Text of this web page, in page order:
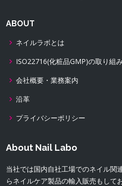
ABOUT
ネイルラボとは
ISO22716(化粧品GMP)の取り組み
会社概要・業務案内
沿革
プライバシーポリシー
About Nail Labo
当社では国内自社工場でのネイル関
らネイルケア製品の輸入販売もして